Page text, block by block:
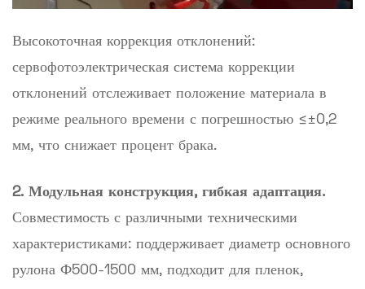
Высокоточная коррекция отклонений:
сервофотоэлектрическая система коррекции
отклонений отслеживает положение материала в
режиме реального времени с погрешностью ≤±0,2
мм, что снижает процент брака.
2. Модульная конструкция, гибкая адаптация.
Совместимость с различными техническими
характеристиками: поддерживает диаметр основного
рулона Ф500-1500 мм, подходит для пленок,